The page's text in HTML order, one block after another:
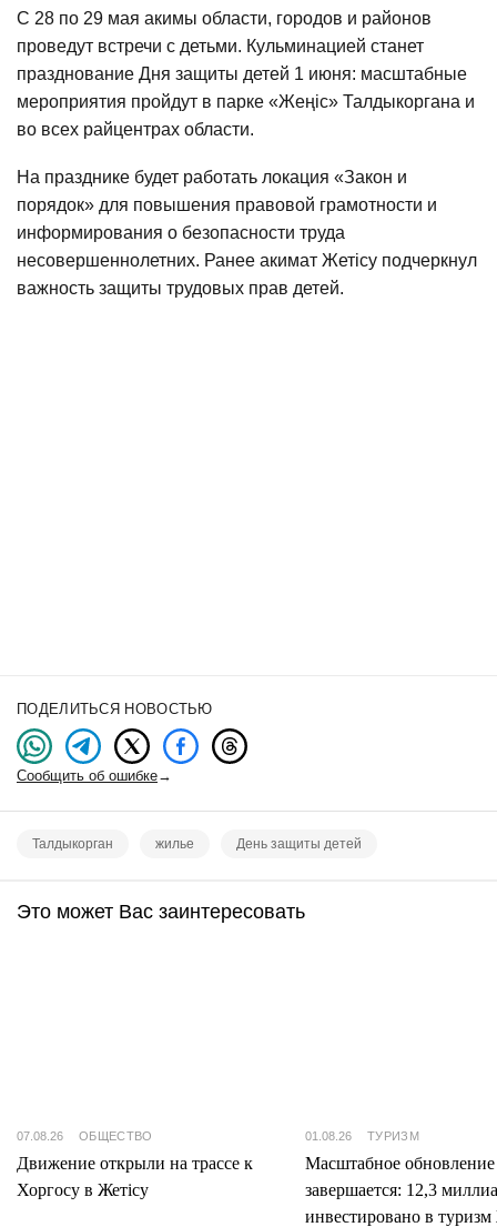
С 28 по 29 мая акимы области, городов и районов
проведут встречи с детьми. Кульминацией станет
празднование Дня защиты детей 1 июня: масштабные
мероприятия пройдут в парке «Жеңіс» Талдыкоргана и
во всех райцентрах области.
На празднике будет работать локация «Закон и
порядок» для повышения правовой грамотности и
информирования о безопасности труда
несовершеннолетних. Ранее акимат Жетісу подчеркнул
важность защиты трудовых прав детей.
ПОДЕЛИТЬСЯ НОВОСТЬЮ
Сообщить об ошибке→
Талдыкорган жилье День защиты детей
Это может Вас заинтересовать
07.08.26 ОБЩЕСТВО
Движение открыли на трассе к
Хоргосу в Жетісу
01.08.26 ТУРИЗМ
Масштабное
завершается: 12,3
инвестировано в туризм